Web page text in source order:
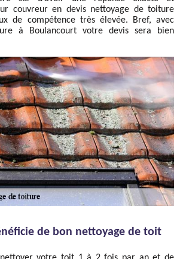
couvreur en devis nettoyage de toiture
de compétence très élevée. Bref, avec
à Boulancourt votre devis sera bien
de bon nettoyage de toit